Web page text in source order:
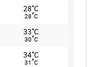
28°C
28°C
33°C
30°C
34°C
31°C